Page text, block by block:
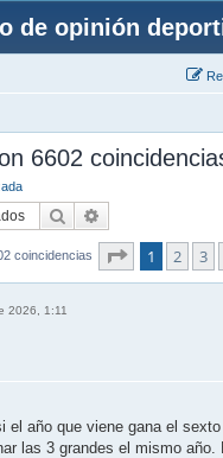
de opinión
6602
Buscar
coincidencias Página1 de
1 2 3
2026, 1:11
el año que viene gana el
las 3 grandes el mismo año.